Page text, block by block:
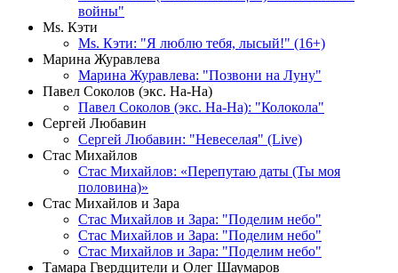
войны"
Мs. Кэти
Ms. Кэти: "Я люблю тебя, лысый!" (16+)
Марина Журавлева
Марина Журавлева: "Позвони на Луну"
Павел Соколов (экс. На-На)
Павел Соколов (экс. На-На): "Колокола"
Сергей Любавин
Сергей Любавин: "Невеселая" (Live)
Стас Михайлов
Стас Михайлов: «Перепутаю даты (Ты моя
половина)»
Стас Михайлов и Зара
Стас Михайлов и Зара: "Поделим небо"
Стас Михайлов и Зара: "Поделим небо"
Стас Михайлов и Зара: "Поделим небо"
Тамара Гвердцители и Олег Шаумаров